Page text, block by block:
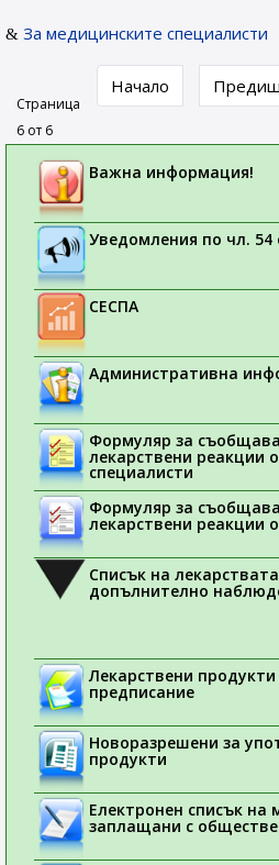
За медицинските специалисти
Страница
6 от 6
Начало
Важна информация!
Уведомления по чл.
СЕСПА
Административна
Формуляр за
лекарствени реакции
специалисти
Формуляр за
лекарствени реакции
Списък на
допълнително
Лекарствени продукти
предписание
Новоразрешени за
продукти
Електронен списък на
заплащани с